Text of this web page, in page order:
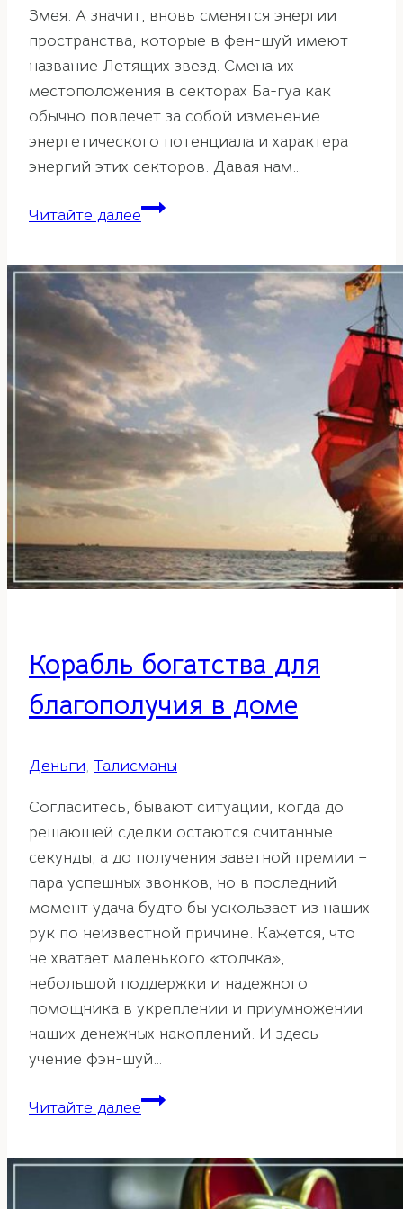
Змея. А значит, вновь сменятся энергии
пространства, которые в фен-шуй имеют
название Летящих звезд. Смена их
местоположения в секторах Ба-гуа как
обычно повлечет за собой изменение
энергетического потенциала и характера
энергий этих секторов. Давая нам…
Читайте далееФен-
летящих
звезд
на
2025
год.
Часть
1
Корабль богатства для
благополучия в доме
Деньги, Талисманы
Согласитесь, бывают ситуации, когда до
решающей сделки остаются считанные
секунды, а до получения заветной премии –
пара успешных звонков, но в последний
момент удача будто бы ускользает из наших
рук по неизвестной причине. Кажется, что
не хватает маленького «толчка»,
небольшой поддержки и надежного
помощника в укреплении и приумножении
наших денежных накоплений. И здесь
учение фэн-шуй…
Читайте далееКорабль
благополучия
в